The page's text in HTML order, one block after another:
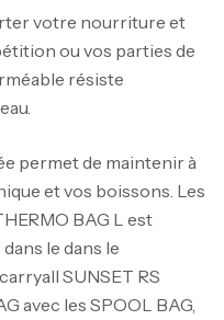
votre nourriture et
ou vos parties de
résiste
permet de maintenir à
et vos boissons. Les
BAG L est
le dans le
SUNSET RS
avec les SPOOL BAG,